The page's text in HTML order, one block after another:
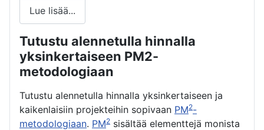
Lue lisää...
Tutustu alennetulla hinnalla
yksinkertaiseen PM2-
metodologiaan
Tutustu alennetulla hinnalla yksinkertaiseen ja
kaikenlaisiin projekteihin sopivaan PM2-
metodologiaan. PM2 sisältää elementtejä monista